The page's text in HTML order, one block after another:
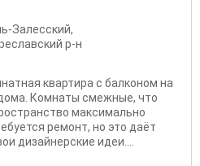
Залесский,
р-н
квартира с балконом на
Комнаты смежные, что
максимально
ремонт, но это даёт
дизайнерские идеи....